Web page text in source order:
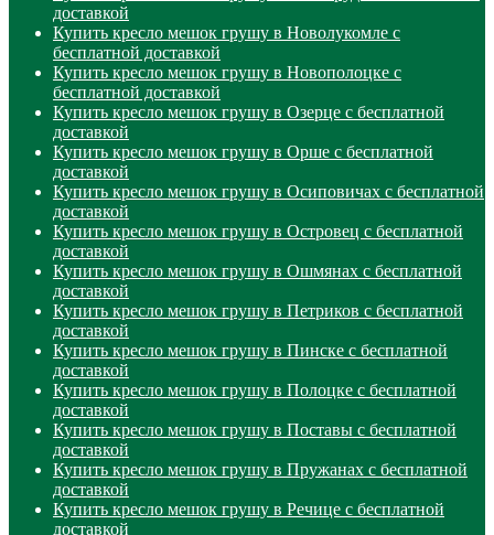
доставкой
Купить кресло мешок грушу в Новолукомле с
бесплатной доставкой
Купить кресло мешок грушу в Новополоцке с
бесплатной доставкой
Купить кресло мешок грушу в Озерце с бесплатной
доставкой
Купить кресло мешок грушу в Орше с бесплатной
доставкой
Купить кресло мешок грушу в Осиповичах с бесплатной
доставкой
Купить кресло мешок грушу в Островец с бесплатной
доставкой
Купить кресло мешок грушу в Ошмянах с бесплатной
доставкой
Купить кресло мешок грушу в Петриков с бесплатной
доставкой
Купить кресло мешок грушу в Пинске с бесплатной
доставкой
Купить кресло мешок грушу в Полоцке с бесплатной
доставкой
Купить кресло мешок грушу в Поставы с бесплатной
доставкой
Купить кресло мешок грушу в Пружанах с бесплатной
доставкой
Купить кресло мешок грушу в Речице с бесплатной
доставкой